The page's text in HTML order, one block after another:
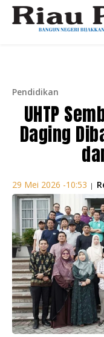
Pendidikan
UHTP
Daging
29 Mei 2026 -10:53 |